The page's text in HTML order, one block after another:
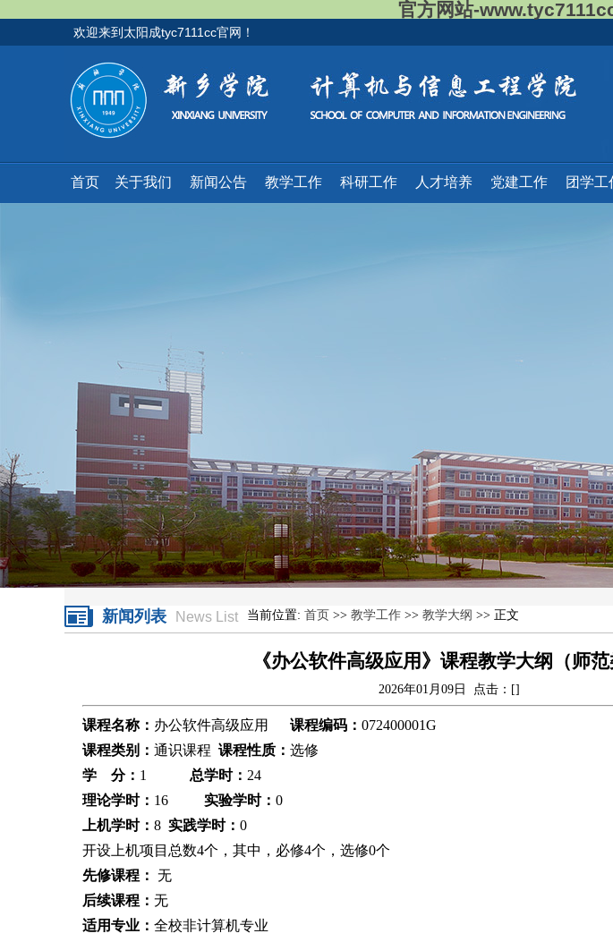
官方网站-
欢迎来到太阳成tyc7111cc官网！
首页 关于我们 新闻公告 教学工作 科研工作 人才培养 党建工作 团学工
新闻列表 News List 当前位置: 首页 >> 教学工作 >> 教学大纲 >> 正文
《办公软件高级应用》课程教学大纲（师范
2026年01月09日 点击：[]
课程名称： 办公软件高级应用 课程编码： 072400001G
课程类别： 通识课程 课程性质： 选修
学
分： 1 总学时： 24
理论学时： 16 实验学时： 0
上机学时： 8 实践学时： 0
开设上机项目总数4个，其中 ， 必修4个，选修0个
先修课程： 无
后续课程： 无
适用专业： 全校非计算机专业